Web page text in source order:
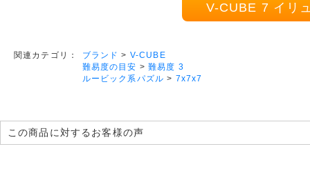
V-CUBE 7 イリ
関連カテゴリ： ブランド > V-CUBE
難易度の目安 >難易度 3
ルービック系パズル > 7x7x7
この商品に対するお客様の声